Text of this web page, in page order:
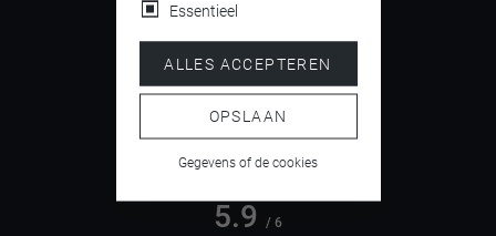
4.5
5.9 / 6
Essentieel
ALLES ACCEPTEREN
OPSLAAN
Gegevens of de cookies